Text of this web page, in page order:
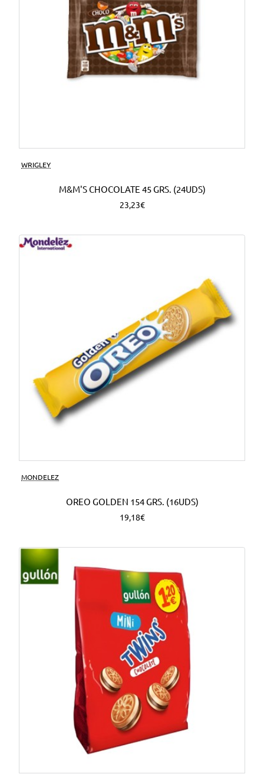
WRIGLEY
M&M'S CHOCOLATE 45 GRS. (24UDS)
23,23€
MONDELEZ
OREO GOLDEN 154 GRS. (16UDS)
19,18€